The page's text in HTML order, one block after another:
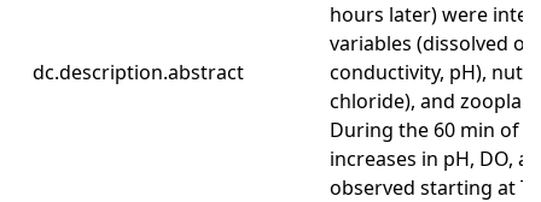
dc.description.abstract
hours later) were
variables (dissolved
conductivity, pH),
chloride), and
During the 60 min of
increases in pH, DO,
observed starting at